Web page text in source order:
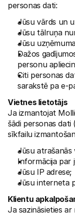
personas dati:
Jūsu vārds un
Jūsu tālruņa
Jūsu
Dažos
personu
Citi personas
sarakstē pa e-
Vietnes lietotājs
Ja izmantojat
šādi personas
sīkfailu
Jūsu atrašanās
Informācija par
Jūsu IP adrese;
Jūsu interneta
Klientu
Ja sazināsieties